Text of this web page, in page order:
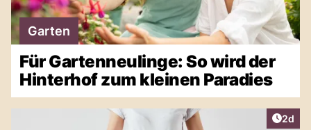
Garten
Für Gartenneulinge: So wird der
Hinterhof zum kleinen Paradies
2d